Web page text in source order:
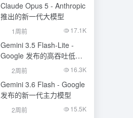
Claude Opus 5 - Anthropic
推出的新一代大模型
1周前 17.1K
Gemini 3.5 Flash-Lite -
Google 发布的高吞吐低成
本模型
2周前 16.3K
Gemini 3.6 Flash - Google
发布的新一代主力模型
2周前 15.5K